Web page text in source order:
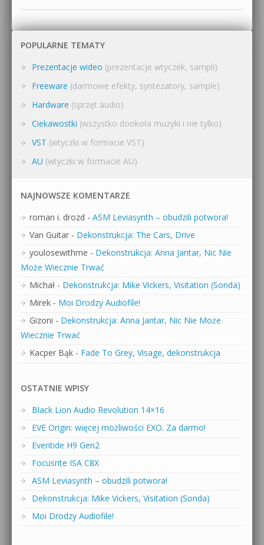
POPULARNE TEMATY
Prezentacje wideo (prezentacje wtyczek, sampli)
Freeware (darmowe efekty, syntezatory, sample)
Hardware (sprzęt audio)
Ciekawostki (wszystko dookoła muzyki i nie tylko)
VST (wtyczki w formacie VST)
AU (wtyczki w formacie AU)
NAJNOWSZE KOMENTARZE
roman i. drozd - ASM Leviasynth – obudzili potwora!
Van Guitar - Dekonstrukcja: The Cars, Drive
youlosewithme - Dekonstrukcja: Anna Jantar, Nic Nie
Może Wiecznie Trwać
Michał - Dekonstrukcja: Mike Vickers, Visitation (Sonda)
Mirek - Moi Drodzy Audiofile!
Gizoni - Dekonstrukcja: Anna Jantar, Nic Nie Może
Wiecznie Trwać
Kacper Bąk - Fade To Grey, Visage, dekonstrukcja
OSTATNIE WPISY
Black Lion Audio Revolution 14×16
EVE Origin: więcej możliwości EXO. Za darmo!
Eventide H9 Gen2
Focusrite ISA C8X
ASM Leviasynth – obudzili potwora!
Dekonstrukcja: Mike Vickers, Visitation (Sonda)
Moi Drodzy Audiofile!